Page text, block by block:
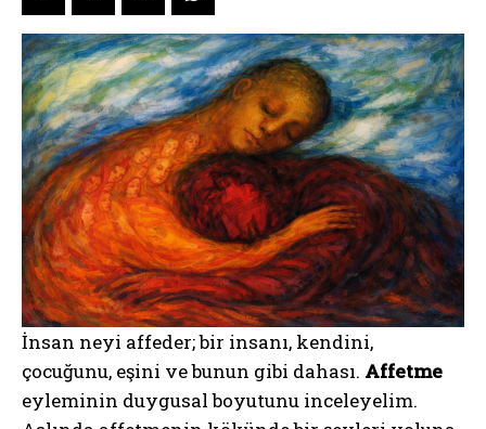
İnsan neyi affeder; bir insanı, kendini,
çocuğunu, eşini ve bunun gibi dahası. Affetme
eyleminin duygusal boyutunu inceleyelim.